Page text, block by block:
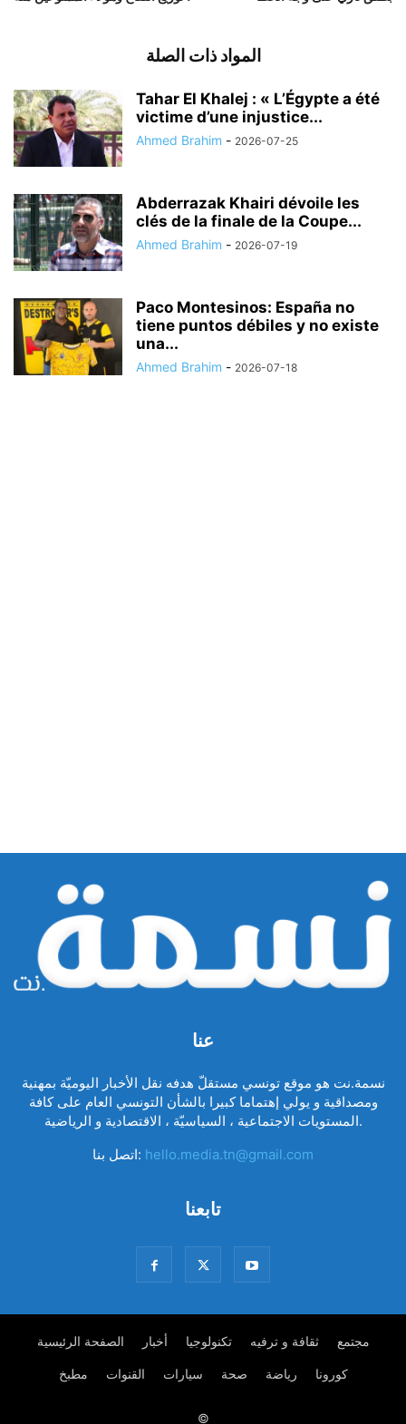
المواد ذات الصلة
Tahar El Khalej : « L’Égypte a été
victime d’une injustice...
Ahmed Brahim - 2026-07-25
Abderrazak Khairi dévoile les
clés de la finale de la Coupe...
Ahmed Brahim - 2026-07-19
Paco Montesinos: España no
tiene puntos débiles y no existe
una...
Ahmed Brahim - 2026-07-18
عنا
نسمة.نت هو موقع تونسي مستقلّ هدفه نقل الأخبار اليوميّة بمهنية
ومصداقية و يولي إهتماما كبيرا بالشأن التونسي العام على كافة
المستويات الاجتماعية ، السياسيّة ، الاقتصادية و الرياضية.
اتصل بنا: hello.media.tn@gmail.com
تابعنا
الصفحة الرئيسية أخبار تكنولوجيا ثقافة و ترفيه مجتمع
مطبخ القنوات سيارات صحة رياضة كورونا
©